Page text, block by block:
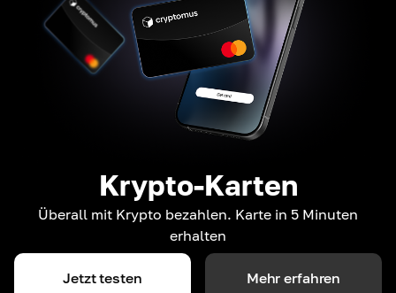
Krypto-Karten
Überall mit Krypto bezahlen. Karte in 5 Minuten
erhalten
Jetzt testen Mehr erfahren